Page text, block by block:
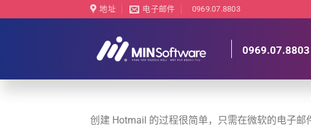
到
地址 电子邮件 0969.07.8803
0969.07.8803
创建 Hotmail 的过程很简单，只需在微软的电子